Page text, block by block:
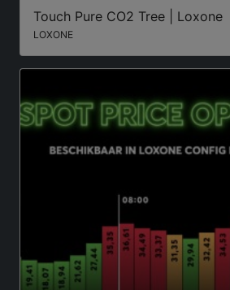
Touch Pure CO2 Tree | Loxone
LOXONE